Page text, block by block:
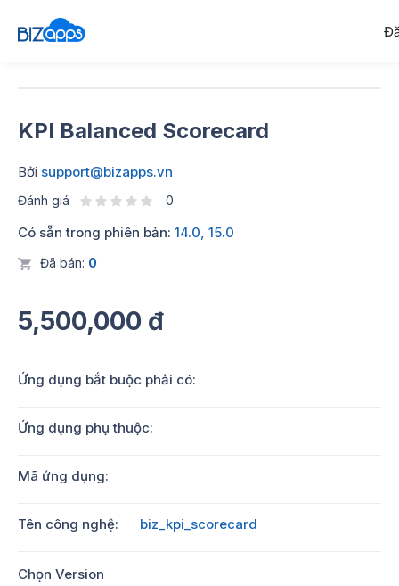
KPI Balanced Scorecard
Bởi support@bizapps.vn
Đánh giá 0
Có sẵn trong phiên bản: 14.0, 15.0
Đã bán: 0
5,500,000 đ
Ứng dụng bắt buộc phải có:
Ứng dụng phụ thuộc:
Mã ứng dụng:
Tên công nghệ: biz_kpi_scorecard
Chọn Version